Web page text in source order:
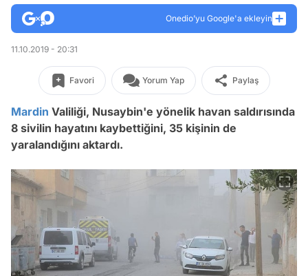
Onedio’yu Google'a ekleyin
11.10.2019 - 20:31
Favori Yorum Yap Paylaş
Mardin Valiliği, Nusaybin'e yönelik havan saldırısında
8 sivilin hayatını kaybettiğini, 35 kişinin de
yaralandığını aktardı.